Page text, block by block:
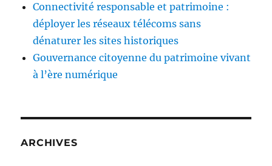
Connectivité responsable et patrimoine :
déployer les réseaux télécoms sans
dénaturer les sites historiques
Gouvernance citoyenne du patrimoine vivant
à l’ère numérique
ARCHIVES